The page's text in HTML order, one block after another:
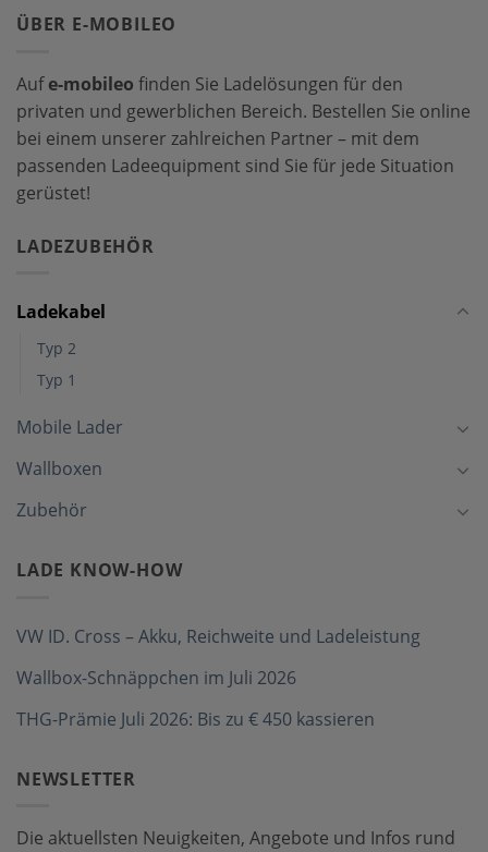
ÜBER E-MOBILEO
Aufe-mobileo finden Sie Ladelösungen für den
privaten und gewerblichen Bereich. Bestellen Sie online
bei einem unserer zahlreichen Partner – mit dem
passenden Ladeequipment sind Sie für jede Situation
gerüstet!
LADEZUBEHÖR
Ladekabel
Typ 2
Typ 1
Mobile Lader
Wallboxen
Zubehör
LADE KNOW-HOW
VW ID. Cross – Akku, Reichweite und Ladeleistung
Wallbox-Schnäppchen im Juli 2026
THG-Prämie Juli 2026: Bis zu € 450 kassieren
NEWSLETTER
Die aktuellsten Neuigkeiten, Angebote und Infos rund